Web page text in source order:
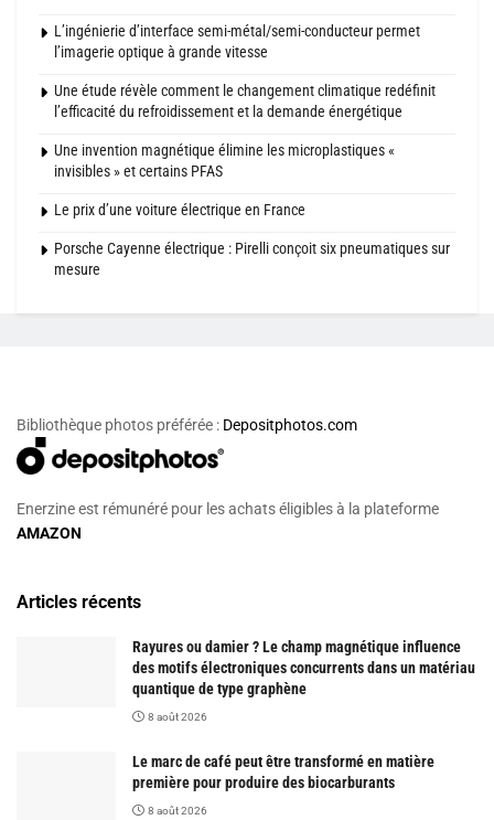
L’ingénierie d’interface semi-métal/semi-conducteur permet
l’imagerie optique à grande vitesse
Une étude révèle comment le changement climatique redéfinit
l’efficacité du refroidissement et la demande énergétique
Une invention magnétique élimine les microplastiques «
invisibles » et certains PFAS
Le prix d’une voiture électrique en France
Porsche Cayenne électrique : Pirelli conçoit six pneumatiques sur
mesure
Bibliothèque photos préférée : Depositphotos.com
Enerzine est rémunéré pour les achats éligibles à la plateforme
AMAZON
Articles récents
Rayures ou damier ? Le champ magnétique influence
des motifs électroniques concurrents dans un matériau
quantique de type graphène
8 août 2026
Le marc de café peut être transformé en matière
première pour produire des biocarburants
8 août 2026